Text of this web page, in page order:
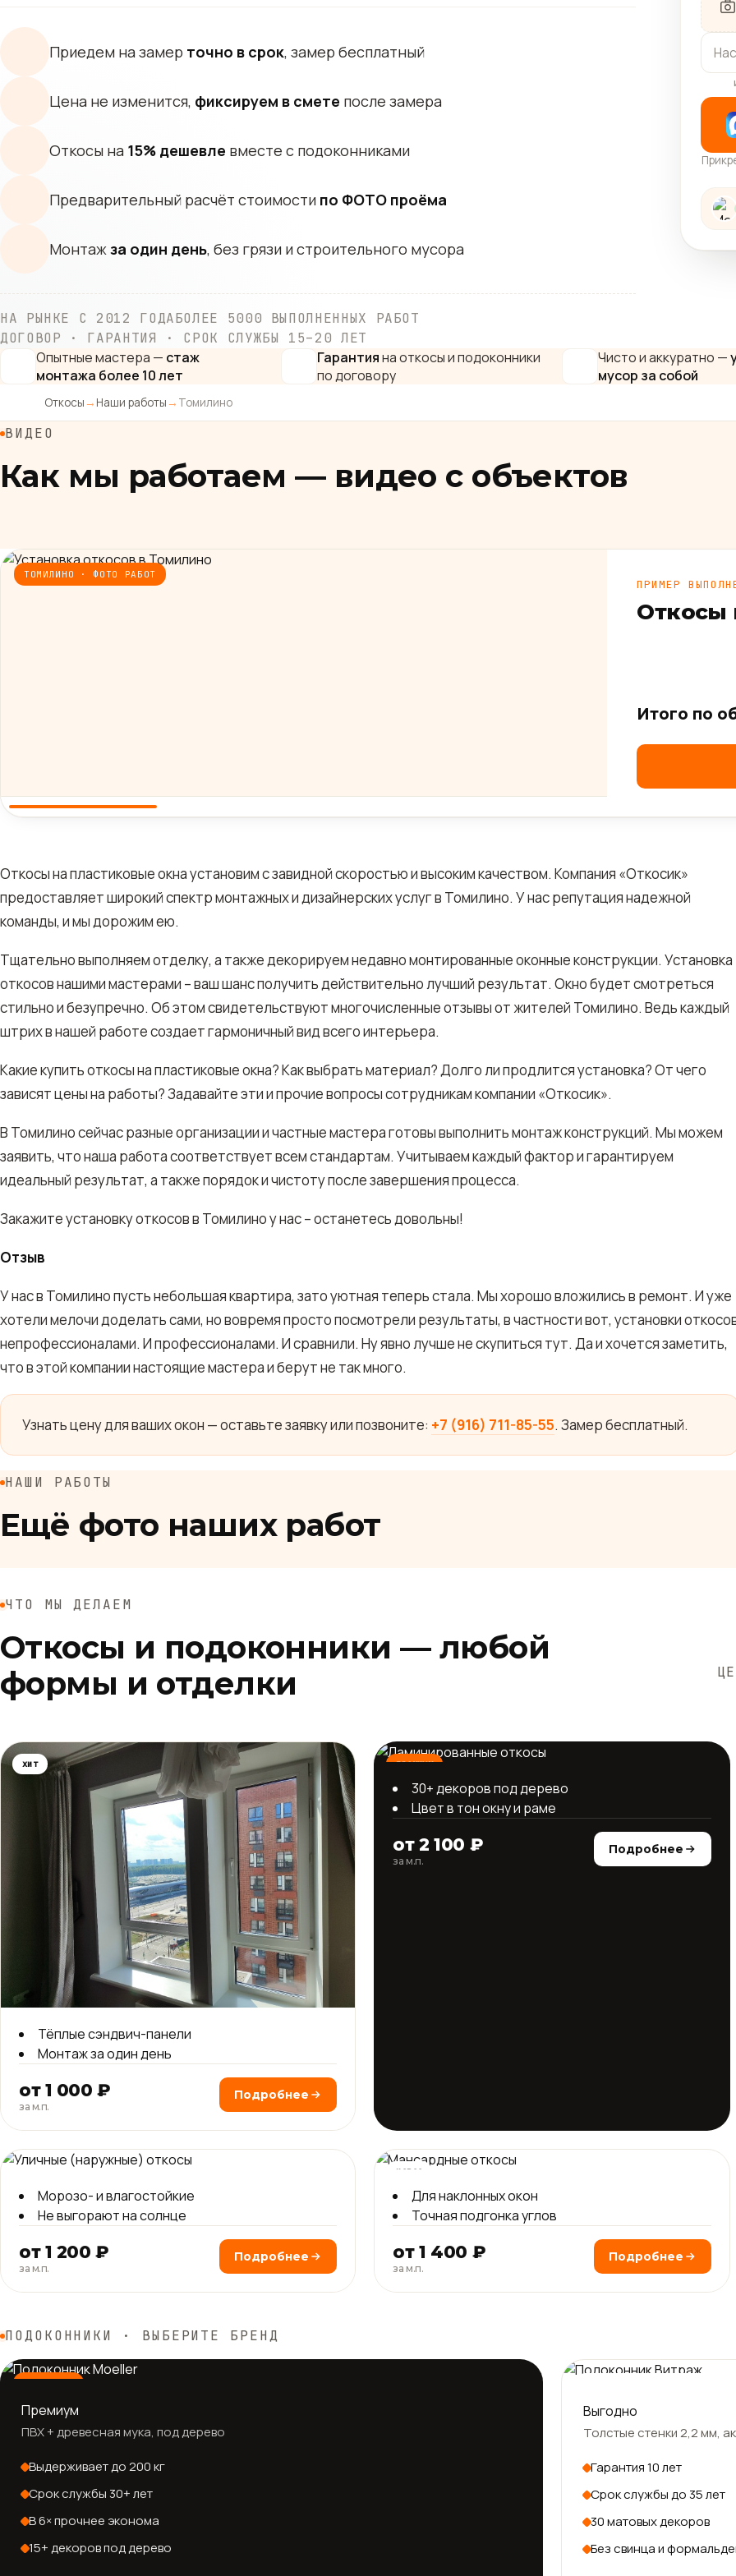
Приедем на замер точно в срок, замер бесплатный
Цена не изменится, фиксируем в смете после замера
Откосы на 15% дешевле вместе с подоконниками
Предварительный расчёт стоимости по ФОТО проёма
Монтажза один день, без грязи и строительного мусора
НА РЫНКЕ С 2012 ГОДАБОЛЕЕ 5000 ВЫПОЛНЕННЫХ РАБОТ
ДОГОВОР · ГАРАНТИЯ · СРОК СЛУЖБЫ 15–20 ЛЕТ
Опытные мастера — стаж
монтажа более 10 лет
Гарантияна откосы и подоконники
по договору
Чисто и аккуратно —
мусор за собой
Откосы → Наши работы → Томилино
ВИДЕО
Как мы работаем — видео с объектов
ТОМИЛИНО · ФОТО РАБОТ
ПРИМЕР
Откосы
Итого по
Откосы на пластиковые окна установим с завидной скоростью и высоким качеством. Компания «Откосик»
предоставляет широкий спектр монтажных и дизайнерских услуг в Томилино. У нас репутация надежной
команды, и мы дорожим ею.
Тщательно выполняем отделку, а также декорируем недавно монтированные оконные конструкции. Установка
откосов нашими мастерами – ваш шанс получить действительно лучший результат. Окно будет смотреться
стильно и безупречно. Об этом свидетельствуют многочисленные отзывы от жителей Томилино. Ведь каждый
штрих в нашей работе создает гармоничный вид всего интерьера.
Какие купить откосы на пластиковые окна? Как выбрать материал? Долго ли продлится установка? От чего
зависят цены на работы? Задавайте эти и прочие вопросы сотрудникам компании «Откосик».
В Томилино сейчас разные организации и частные мастера готовы выполнить монтаж конструкций. Мы можем
заявить, что наша работа соответствует всем стандартам. Учитываем каждый фактор и гарантируем
идеальный результат, а также порядок и чистоту после завершения процесса.
Закажите установку откосов в Томилино у нас – останетесь довольны!
Отзыв
У нас в Томилино пусть небольшая квартира, зато уютная теперь стала. Мы хорошо вложились в ремонт. И уже
хотели мелочи доделать сами, но вовремя просто посмотрели результаты, в частности вот, установки
непрофессионалами. И профессионалами. И сравнили. Ну явно лучше не скупиться тут. Да и хочется заметить,
что в этой компании настоящие мастера и берут не так много.
Узнать цену для ваших окон — оставьте заявку или позвоните: +7 (916) 711-85-55. Замер бесплатный.
НАШИ РАБОТЫ
Ещё фото наших работ
ЧТО МЫ ДЕЛАЕМ
Откосы и подоконники — любой
формы и отделки
хит
Тёплые сэндвич-панели
Монтаж за один день
от 1 000 ₽
за м.п.
Подробнее
премиум
30+ декоров под дерево
Цвет в тон окну и раме
от 2 100 ₽
за м.п.
Подробнее
Морозо- и влагостойкие
Не выгорают на солнце
от 1 200 ₽
за м.п.
Подробнее
новое
Для наклонных окон
Точная подгонка углов
от 1 400 ₽
за м.п.
Подробнее
ПОДОКОННИКИ · ВЫБЕРИТЕ БРЕНД
Премиум
ПВХ + древесная мука, под дерево
Выдерживает до 200 кг
Срок службы 30+ лет
В 6× прочнее эконома
15+ декоров под дерево
Выгодно
Толстые стенки 2,2 мм,
Гарантия 10 лет
Срок службы до 35 лет
30 матовых декоров
Без свинца и